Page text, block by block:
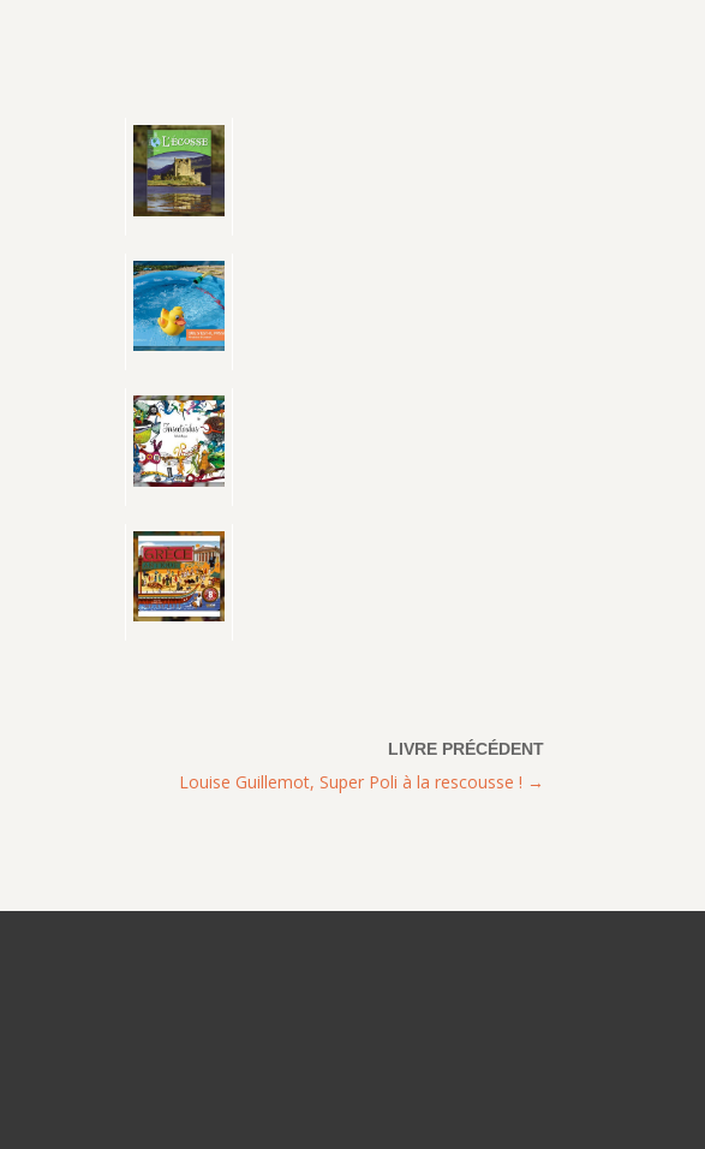
Louise Guillemot, Super Poli à la rescousse !